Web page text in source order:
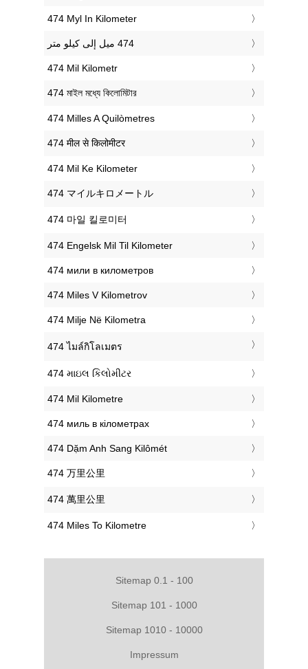
‎474 Myl In Kilometer
‎474 Mil Kilometr
‎474 মাইল মধ্যে কিলোমিটার
‎474 Milles A Quilòmetres
‎474 मील से किलोमीटर
‎474 Mil Ke Kilometer
‎474 マイルキロメートル
‎474 마일 킬로미터
‎474 Engelsk Mil Til Kilometer
‎474 мили в километров
‎474 Miles V Kilometrov
‎474 Milje Në Kilometra
‎474 ไมล์กิโลเมตร
‎474 માઇલ કિલોમીટર
‎474 Mil Kilometre
‎474 миль в кілометрах
‎474 Dặm Anh Sang Kilômét
‎474 万里公里
‎474 萬里公里
‎474 Miles To Kilometre
Sitemap 0.1 - 100
Sitemap 101 - 1000
Sitemap 1010 - 10000
Impressum